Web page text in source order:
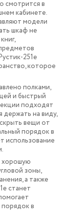
смотрится в
кабинете.
модели
шкаф не
251e
которое
полками,
и быстрый
подходят
на виду,
вещи от
порядок в
использование
хорошую
зоны,
а также
станет
в